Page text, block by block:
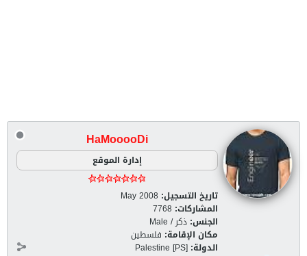
HaMooooDi
إدارة الموقع
تاريخ التسجيل: May 2008
المشاركات: 7768
الجنس: ذكر / Male
مكان الإقامة: فلسطين
الدولة: Palestine [PS]